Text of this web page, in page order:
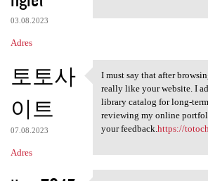
03.08.2023
Adres
토토사
이트
07.08.2023
Adres
I must say that after
I must say that after
really like your website. I
library catalog for long-
reviewing my online
your feedback.https://